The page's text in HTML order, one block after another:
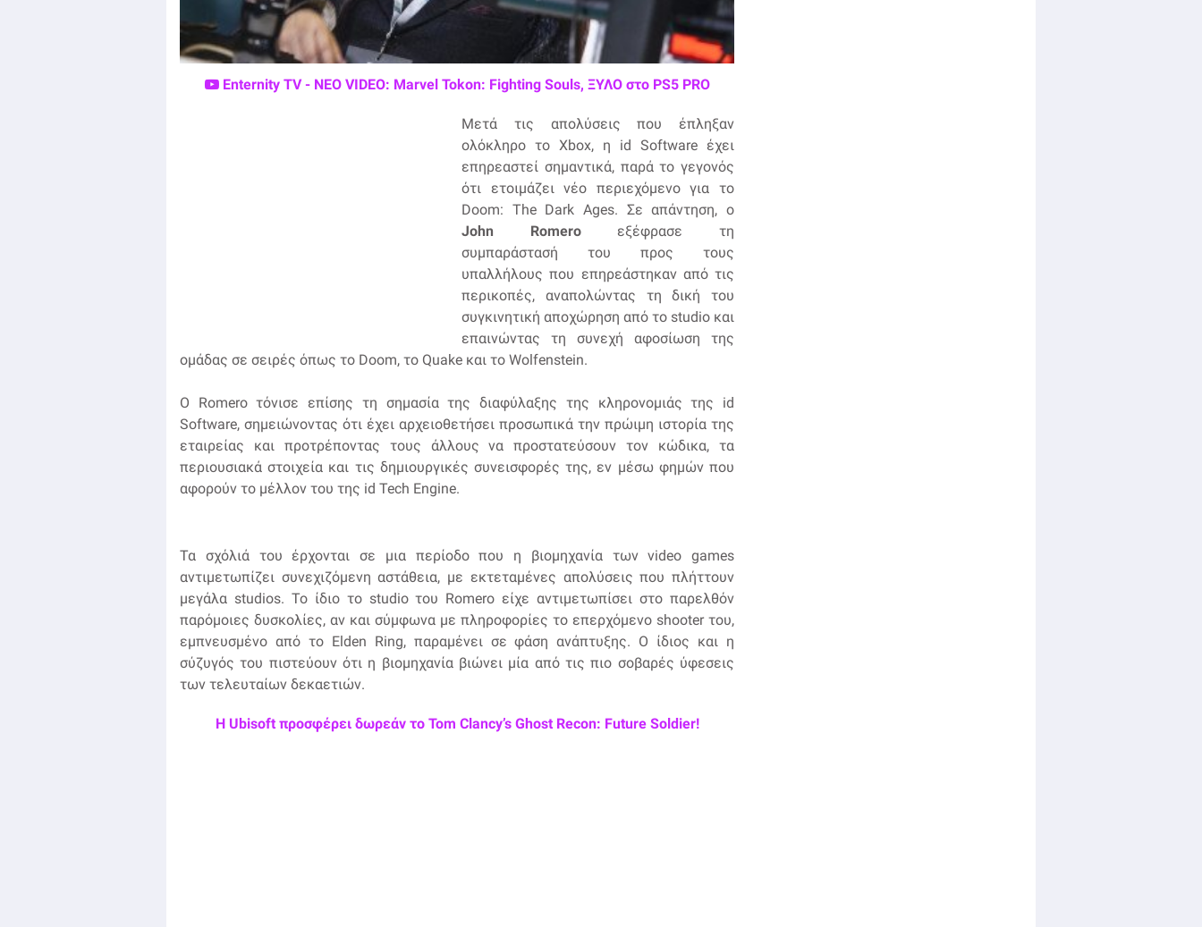
Enternity TV - ΝΕΟ VIDEO: Marvel Tokon: Fighting Souls, ΞΥΛΟ στο PS5 PRO
Μετά τις απολύσεις που έπληξαν
ολόκληρο το Xbox, η id Software έχει
επηρεαστεί σημαντικά, παρά το γεγονός
ότι ετοιμάζει νέο περιεχόμενο για το
Doom: The Dark Ages. Σε απάντηση, ο
John Romeroεξέφρασε τη
συμπαράστασή του προς τους
υπαλλήλους που επηρεάστηκαν από τις
περικοπές, αναπολώντας τη δική του
συγκινητική αποχώρηση από το studio και
επαινώντας τη συνεχή αφοσίωση της
ομάδας σε σειρές όπως το Doom, το Quake και το Wolfenstein.
Ο Romero τόνισε επίσης τη σημασία της διαφύλαξης της κληρονομιάς της id
Software, σημειώνοντας ότι έχει αρχειοθετήσει προσωπικά την πρώιμη ιστορία της
εταιρείας και προτρέποντας τους άλλους να προστατεύσουν τον κώδικα, τα
περιουσιακά στοιχεία και τις δημιουργικές συνεισφορές της, εν μέσω φημών που
αφορούν το μέλλον του της id Tech Engine.
Τα σχόλιά του έρχονται σε μια περίοδο που η βιομηχανία των video games
αντιμετωπίζει συνεχιζόμενη αστάθεια, με εκτεταμένες απολύσεις που πλήττουν
μεγάλα studios. Το ίδιο το studio του Romero είχε αντιμετωπίσει στο παρελθόν
παρόμοιες δυσκολίες, αν και σύμφωνα με πληροφορίες το επερχόμενο shooter του,
εμπνευσμένο από το Elden Ring, παραμένει σε φάση ανάπτυξης. Ο ίδιος και η
σύζυγός του πιστεύουν ότι η βιομηχανία βιώνει μία από τις πιο σοβαρές ύφεσεις
των τελευταίων δεκαετιών.
Η Ubisoft προσφέρει δωρεάν το Tom Clancy’s Ghost Recon: Future Soldier!